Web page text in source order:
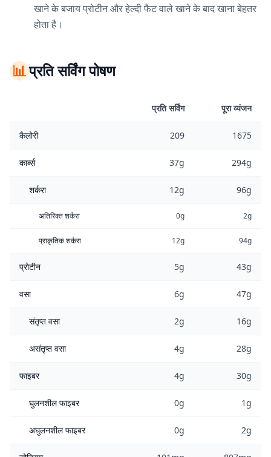
खाने के बजाय प्रोटीन और हेल्दी फैट वाले खाने के बाद खाना बेहतर
होता है।
📊प्रति सर्विंग पोषण
प्रति सर्विंग पूरा व्यंजन
कैलोरी 209 1675
कार्ब्स 37g 294g
शर्करा 12g 96g
अतिरिक्त शर्करा 0g 2g
प्राकृतिक शर्करा 12g 94g
प्रोटीन 5g 43g
वसा 6g 47g
संतृप्त वसा 2g 16g
असंतृप्त वसा 4g 28g
फाइबर 4g 30g
घुलनशील फाइबर 0g 1g
अघुलनशील फाइबर 0g 2g